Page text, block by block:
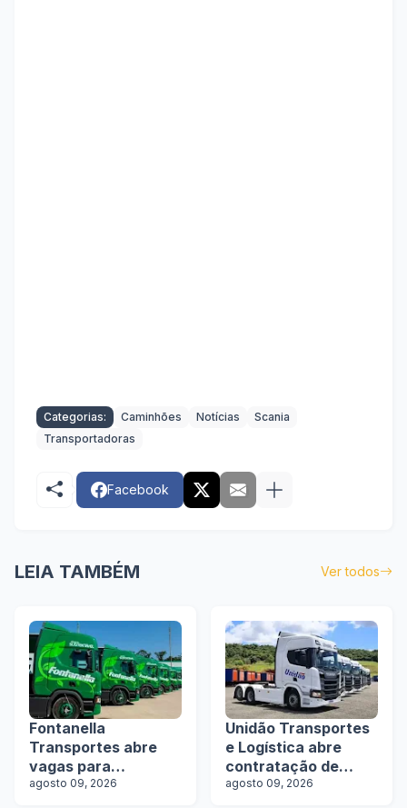
Categorias: Caminhões Notícias
Scania
Transportadoras
Facebook
LEIA TAMBÉM Ver todos
Fontanella
Transportes abre
vagas para
motoristas de
agosto 09, 2026
Unidão Transportes
e Logística abre
contratação de
motoristas com e
agosto 09, 2026